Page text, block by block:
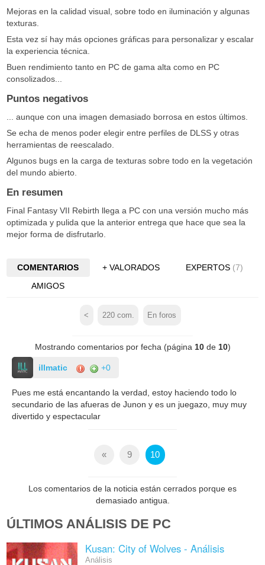
Mejoras en la calidad visual, sobre todo en iluminación y algunas
texturas.
Esta vez sí hay más opciones gráficas para personalizar y escalar
la experiencia técnica.
Buen rendimiento tanto en PC de gama alta como en PC
consolizados...
Puntos negativos
... aunque con una imagen demasiado borrosa en estos últimos.
Se echa de menos poder elegir entre perfiles de DLSS y otras
herramientas de reescalado.
Algunos bugs en la carga de texturas sobre todo en la vegetación
del mundo abierto.
En resumen
Final Fantasy VII Rebirth llega a PC con una versión mucho más
optimizada y pulida que la anterior entrega que hace que sea la
mejor forma de disfrutarlo.
COMENTARIOS + VALORADOS EXPERTOS (7)
AMIGOS
< 220com. En foros
Mostrando comentarios por fecha (página 10de 10)
illmatic +0
Pues me está encantando la verdad, estoy haciendo todo lo
secundario de las afueras de Junon y es un juegazo, muy muy
divertido y espectacular
« 9 10
Los comentarios de la noticia están cerrados porque es
demasiado antigua.
ÚLTIMOS ANÁLISIS DE PC
Kusan: City of Wolves - Análisis
Análisis